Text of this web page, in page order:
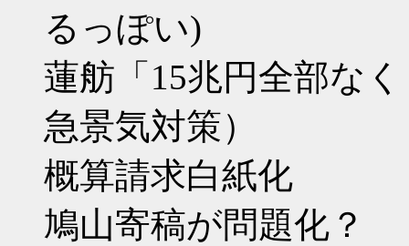
るっぽい)
蓮舫「15兆円全部な
急景気対策）
概算請求白紙化
鳩山寄稿が問題化？